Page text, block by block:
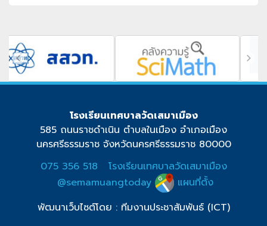
โรงเรียนเทศบาลวัดเสมาเมือง
585 ถนนราชดำเนิน ตำบลในเมือง อำเภอเมือง
นครศรีธรรมราช จังหวัดนครศรีธรรมราช 80000
075 356 518
โรงเรียนเทศบาลวัดเสมาเมือง
@semamuangtoday
แผนที่ตั้ง
พัฒนาเว็บไซต์โดย : ทีมงานประชาสัมพันธ์ (ICT)